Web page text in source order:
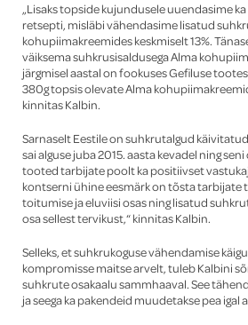
„Lisaks topside kujundusele uuendasime
retsepti, misläbi vähendasime lisatud
kohupiimakreemides keskmiselt 13%.
väiksema suhkrusisaldusega Alma
järgmisel aastal on fookuses Gefiluse
380g topsis olevate Alma
kinnitas Kalbin.
Sarnaselt Eestile on suhkrutalgud
sai alguse juba 2015. aasta kevadel ning
tooted tarbijate poolt ka positiivset
kontserni ühine eesmärk on tõsta tarbijate
toitumise ja eluviisi osas ning lisatud
osa sellest tervikust,“ kinnitas Kalbin.
Selleks, et suhkrukoguse vähendamise
kompromisse maitse arvelt, tuleb Kalbini
suhkrute osakaalu sammhaaval. See
ja seega ka pakendeid muudetakse pea igal